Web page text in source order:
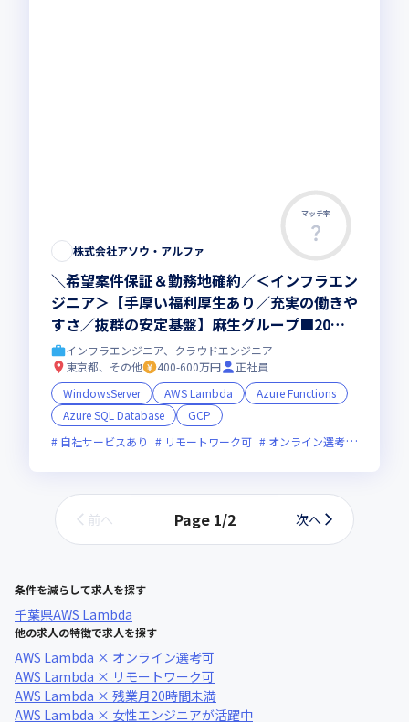
マッチ率
株式会社アソウ・アルファ
＼希望案件保証＆勤務地確約／＜インフラエン
ジニア＞【手厚い福利厚生あり／充実の働きや
すさ／抜群の安定基盤】麻生グループ■20代~
60代まで年齢問わず活躍できる環境
インフラエンジニア、クラウドエンジニア
東京都、その他
400-600万円
正社員
WindowsServer
AWS Lambda
Azure Functions
Azure SQL Database
GCP
自社サービスあり
リモートワーク可 オンライン選考可
前へ Page 1/2 次へ
条件を減らして求人を探す
千葉県AWS Lambda
他の求人の特徴で求人を探す
AWS Lambda × オンライン選考可
AWS Lambda × リモートワーク可
AWS Lambda × 残業月20時間未満
AWS Lambda × 女性エンジニアが活躍中